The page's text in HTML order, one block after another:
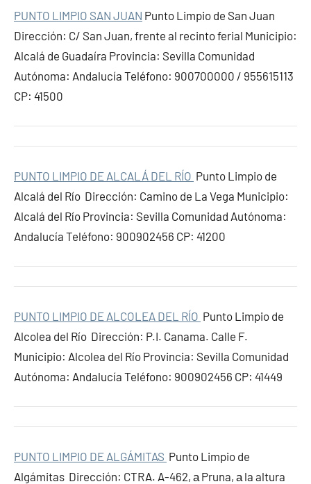
PUNTO LIMPIO SAN JUAN Punto Limpio de San Juan
Dirección: C/ San Juan, frente al recinto ferial Municipio:
Alcalá de Guadaíra Provincia: Sevilla Comunidad
Autónoma: Andalucía Teléfono: 900700000 / 955615113
CP: 41500
PUNTO LIMPIO DE ALCALÁ DEL RÍO Punto Limpio de
Alcalá del Río Dirección: Camino de La Vega Municipio:
Alcalá del Río Provincia: Sevilla Comunidad Autónoma:
Andalucía Teléfono: 900902456 CP: 41200
PUNTO LIMPIO DE ALCOLEA DEL RÍO Punto Limpio de
Alcolea del Río Dirección: P.I. Canama. Calle F.
Municipio: Alcolea del Río Provincia: Sevilla Comunidad
Autónoma: Andalucía Teléfono: 900902456 CP: 41449
PUNTO LIMPIO DE ALGÁMITAS Punto Limpio de
Algámitas Dirección: CTRA. A-462, а Pruna, а la altura